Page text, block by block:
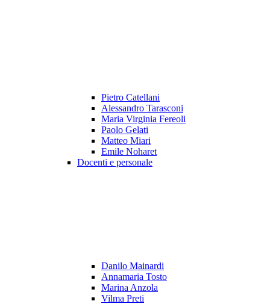
Pietro Catellani
Alessandro Tarasconi
Maria Virginia Fereoli
Paolo Gelati
Matteo Miari
Emile Noharet
Docenti e personale
Danilo Mainardi
Annamaria Tosto
Marina Anzola
Vilma Preti